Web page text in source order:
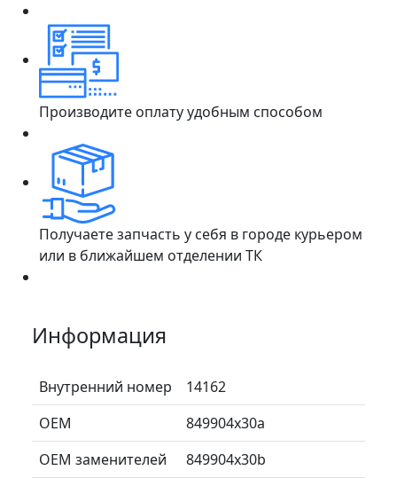
Производите оплату удобным способом
Получаете запчасть у себя в городе курьером
или в ближайшем отделении ТК
Информация
Внутренний номер
14162
ОЕМ
849904x30a
ОЕМ заменителей
849904x30b